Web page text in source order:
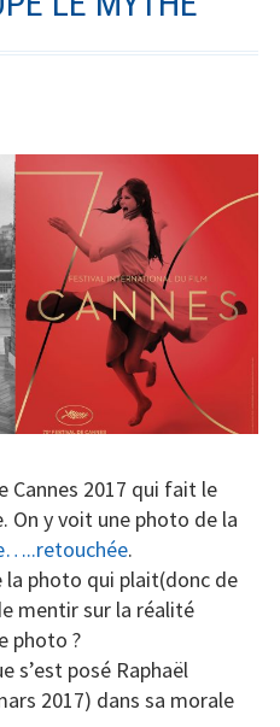
Cannes 2017 qui fait le
On y voit une photo de la
.
photo qui plait(donc de
mentir sur la réalité
photo ?
s’est posé Raphaël
2017) dans sa morale